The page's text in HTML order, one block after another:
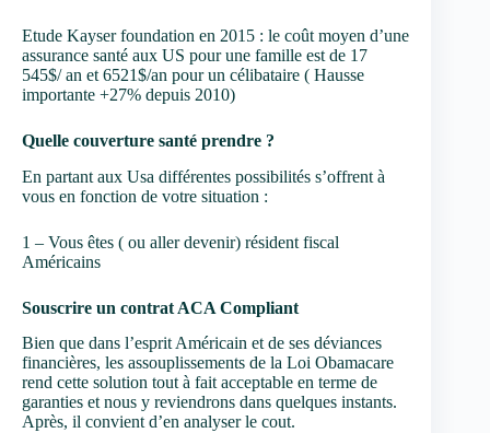
Etude Kayser foundation en 2015 : le coût moyen d’une
assurance santé aux US pour une famille est de 17
545$/ an et 6521$/an pour un célibataire ( Hausse
importante +27% depuis 2010)
Quelle couverture santé prendre ?
En partant aux Usa différentes possibilités s’offrent à
vous en fonction de votre situation :
1 – Vous êtes ( ou aller devenir) résident fiscal
Américains
Souscrire un contrat ACA Compliant
Bien que dans l’esprit Américain et de ses déviances
financières, les assouplissements de la Loi Obamacare
rend cette solution tout à fait acceptable en terme de
garanties et nous y reviendrons dans quelques instants.
Après, il convient d’en analyser le cout.